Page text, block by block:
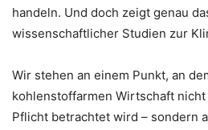
handeln. Und doch zeigt genau
wissenschaftlicher Studien zur
Wir stehen an einem Punkt, an
kohlenstoffarmen Wirtschaft
Pflicht betrachtet wird – sondern